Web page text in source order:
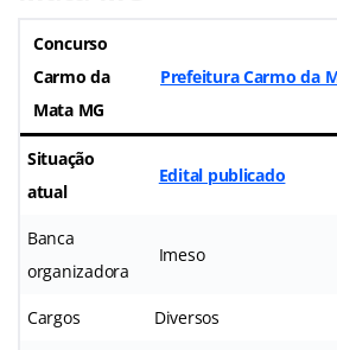
Concurso
Carmo da
Mata MG
Prefeitura Carmo da
Situação
atual
Edital publicado
Banca
organizadora
Imeso
Cargos Diversos